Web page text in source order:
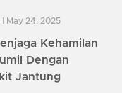
| May 24, 2025
Kehamilan
Dengan
Jantung